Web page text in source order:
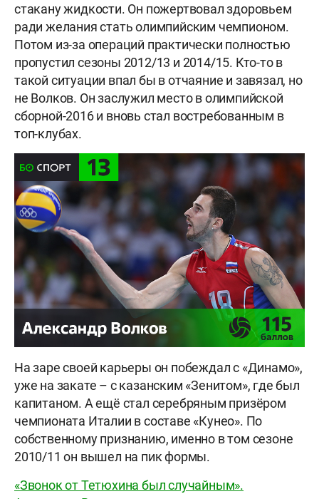
стакану жидкости. Он пожертвовал здоровьем
ради желания стать олимпийским чемпионом.
Потом из-за операций практически полностью
пропустил сезоны 2012/13 и 2014/15. Кто-то в
такой ситуации впал бы в отчаяние и завязал, но
не Волков. Он заслужил место в олимпийской
сборной-2016 и вновь стал востребованным в
топ-клубах.
На заре своей карьеры он побеждал с «Динамо»,
уже на закате – с казанским «Зенитом», где был
капитаном. А ещё стал серебряным призёром
чемпионата Италии в составе «Кунео». По
собственному признанию, именно в том сезоне
2010/11 он вышел на пик формы.
«Звонок от Тетюхина был случайным».